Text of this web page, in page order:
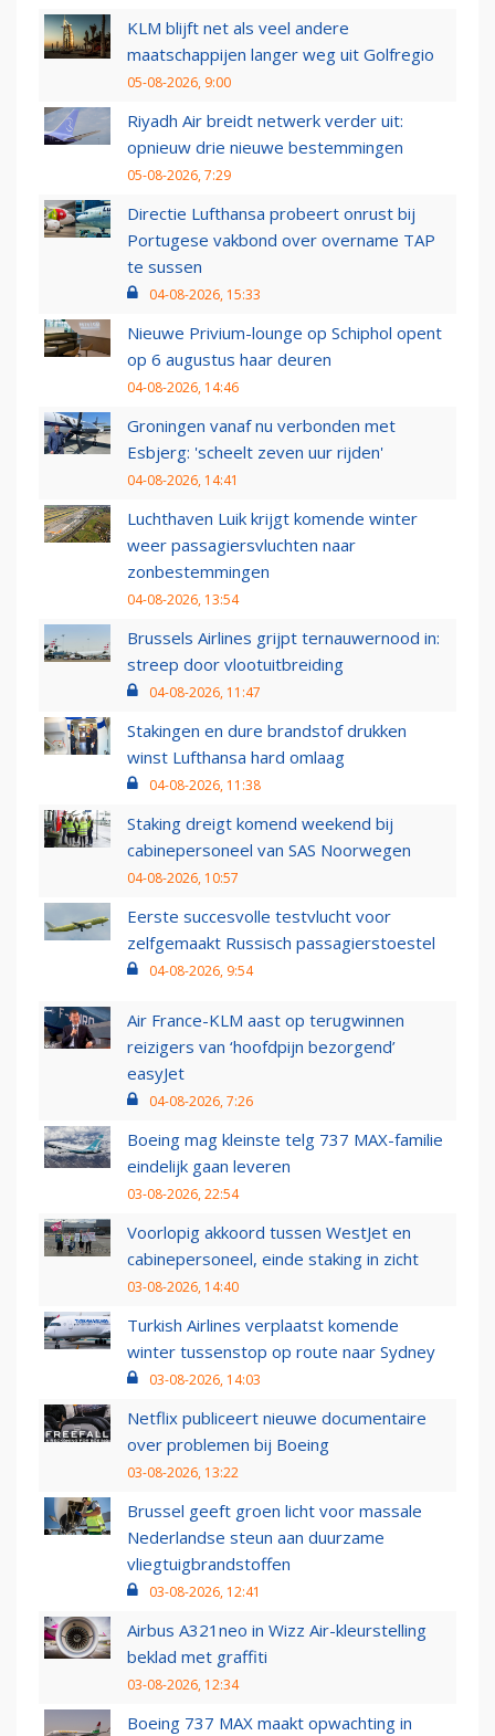
KLM blijft net als veel andere
maatschappijen langer weg uit Golfregio
05-08-2026, 9:00
Riyadh Air breidt netwerk verder uit:
opnieuw drie nieuwe bestemmingen
05-08-2026, 7:29
Directie Lufthansa probeert onrust bij
Portugese vakbond over overname TAP
te sussen
04-08-2026, 15:33
Nieuwe Privium-lounge op Schiphol opent
op 6 augustus haar deuren
04-08-2026, 14:46
Groningen vanaf nu verbonden met
Esbjerg: 'scheelt zeven uur rijden'
04-08-2026, 14:41
Luchthaven Luik krijgt komende winter
weer passagiersvluchten naar
zonbestemmingen
04-08-2026, 13:54
Brussels Airlines grijpt ternauwernood in:
streep door vlootuitbreiding
04-08-2026, 11:47
Stakingen en dure brandstof drukken
winst Lufthansa hard omlaag
04-08-2026, 11:38
Staking dreigt komend weekend bij
cabinepersoneel van SAS Noorwegen
04-08-2026, 10:57
Eerste succesvolle testvlucht voor
zelfgemaakt Russisch passagierstoestel
04-08-2026, 9:54
Air France-KLM aast op terugwinnen
reizigers van ‘hoofdpijn bezorgend’
easyJet
04-08-2026, 7:26
Boeing mag kleinste telg 737 MAX-familie
eindelijk gaan leveren
03-08-2026, 22:54
Voorlopig akkoord tussen WestJet en
cabinepersoneel, einde staking in zicht
03-08-2026, 14:40
Turkish Airlines verplaatst komende
winter tussenstop op route naar Sydney
03-08-2026, 14:03
Netflix publiceert nieuwe documentaire
over problemen bij Boeing
03-08-2026, 13:22
Brussel geeft groen licht voor massale
Nederlandse steun aan duurzame
vliegtuigbrandstoffen
03-08-2026, 12:41
Airbus A321neo in Wizz Air-kleurstelling
beklad met graffiti
03-08-2026, 12:34
Boeing 737 MAX maakt opwachting in